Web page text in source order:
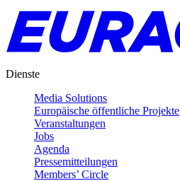
Dienste
Media Solutions
Europäische öffentliche Projekte
Veranstaltungen
Jobs
Agenda
Pressemitteilungen
Members’ Circle